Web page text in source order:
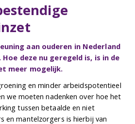
aan ouderen in Nederland
deze nu geregeld is, is in de
meer mogelijk.
en minder arbeidspotentieel
we moeten nadenken over hoe het
tussen betaalde en niet
en mantelzorgers is hierbij van